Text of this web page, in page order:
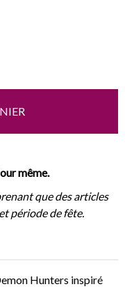
même.
que des articles
période de fête.
Hunters inspiré